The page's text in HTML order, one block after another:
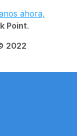
ahora,
Point.
2022